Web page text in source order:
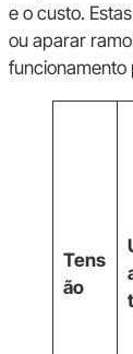
e o custo.
ou aparar
funcionamento
Tens
ão